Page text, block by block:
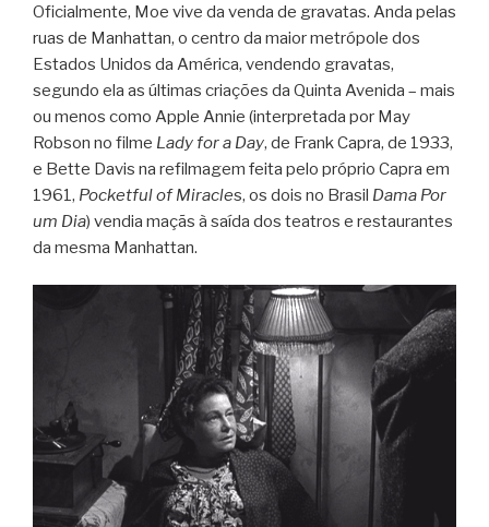
Oficialmente, Moe vive da venda de gravatas. Anda pelas
ruas de Manhattan, o centro da maior metrópole dos
Estados Unidos da América, vendendo gravatas,
segundo ela as últimas criações da Quinta Avenida – mais
ou menos como Apple Annie (interpretada por May
Robson no filme Lady for a Day, de Frank Capra, de 1933,
e Bette Davis na refilmagem feita pelo próprio Capra em
1961, Pocketful of Miracles, os dois no Brasil Dama Por
um Dia) vendia maçãs à saída dos teatros e restaurantes
da mesma Manhattan.